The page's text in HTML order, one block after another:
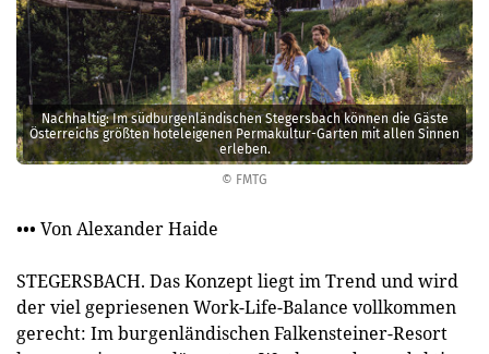
© FMTG
Nachhaltig: Im südburgen­ländischen Stegersbach können die Gäste
Österreichs größten hoteleigenen Permakultur-Garten mit allen Sinnen
erleben.
••• Von Alexander Haide
STEGERSBACH. Das Konzept liegt im Trend und wird
der viel gepriesenen Work-Life-Balance vollkommen
gerecht: Im burgenländischen Falkensteiner-Resort